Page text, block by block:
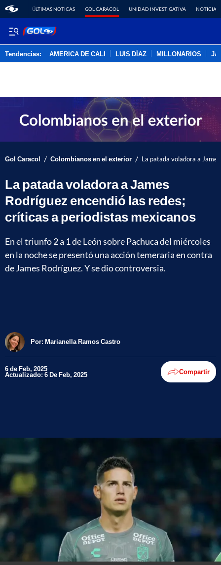
ÚLTIMAS NOTICAS GOL CARACOL UNIDAD INVESTIGATIVA NOTICIAS
Tendencias: AMERICA DE CALI LUIS DÍAZ MILLONARIOS
Gol Caracol / Colombianos en el exterior / La patada voladora a
La patada voladora a James
Rodríguez encendió las redes;
críticas a periodistas mexicanos
En el triunfo 2 a 1 de León sobre Pachuca del miércoles
en la noche se presentó una acción temeraria en contra
de James Rodríguez. Y se dio controversia.
Por: Marianella Ramos Castro
6 de Feb, 2025
Actualizado: 6 De Feb, 2025 Compartir